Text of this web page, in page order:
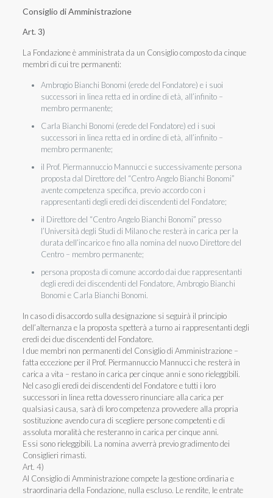
Consiglio di Amministrazione
Art. 3)
La Fondazione è amministrata da un Consiglio composto da cinque
membri di cui tre permanenti:
Ambrogio Bianchi Bonomi (erede del Fondatore) e i suoi
successori in linea retta ed in ordine di età, all’infinito –
membro permanente;
Carla Bianchi Bonomi (erede del Fondatore) ed i suoi
successori in linea retta ed in ordine di età, all’infinito –
membro permanente;
il Prof. Piermannuccio Mannucci e successivamente persona
proposta dal Direttore del “Centro Angelo Bianchi Bonomi”
avente competenza specifica, previo accordo con i
rappresentanti degli eredi dei discendenti del Fondatore;
il Direttore del “Centro Angelo Bianchi Bonomi” presso
l’Università degli Studi di Milano che resterà in carica per la
durata dell’incarico e fino alla nomina del nuovo Direttore del
Centro – membro permanente;
persona proposta di comune accordo dai due rappresentanti
degli eredi dei discendenti del Fondatore, Ambrogio Bianchi
Bonomi e Carla Bianchi Bonomi.
In caso di disaccordo sulla designazione si seguirà il principio
dell’alternanza e la proposta spetterà a turno ai rappresentanti degli
eredi dei due discendenti del Fondatore.
I due membri non permanenti del Consiglio di Amministrazione –
fatta eccezione per il Prof. Piermannuccio Mannucci che resterà in
carica a vita – restano in carica per cinque anni e sono rieleggibili.
Nel caso gli eredi dei discendenti del Fondatore e tutti i loro
successori in linea retta dovessero rinunciare alla carica per
qualsiasi causa, sarà di loro competenza provvedere alla propria
sostituzione avendo cura di scegliere persone competenti e di
assoluta moralità che resteranno in carica per cinque anni.
Essi sono rieleggibili. La nomina avverrà previo gradimento dei
Consiglieri rimasti.
Art. 4)
Al Consiglio di Amministrazione compete la gestione ordinaria e
straordinaria della Fondazione, nulla escluso. Le rendite, le entrate